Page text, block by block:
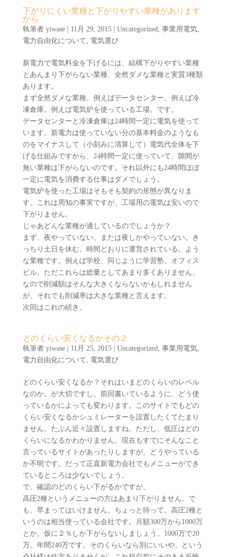
下がりにくい業種と下がりやすい業種があります
から
執筆者 yiwase| 11月 29, 2015| Uncategorized, 事業用電気,
電力自由化について , 電気選び
新電力で電気料金を下げるには、結構下がりやすい業種
とあんまり下がらない業種、全然ダメな業種と実質3種類
あります。
まず全然ダメな業種。例えばデータセンター。例えば冷
凍倉庫。例えば電気炉を使っている工場。です。
データセンターと冷凍倉庫は24時間一定に電気を使って
います。新電力は使っていない分の基本料金のようなも
のをマイナスして（小刻みに清算して）電気代全体を下
げる仕組みですから、24時間一定に使っていて、隙間が
無い業種は下がらないのです。それ以外にも24時間ほぼ
一定に電気を消費する仕事はダメでしょう。
電気炉を使った工場はそもそも契約の形態が異なりま
す。これは周知の事実ですが、工場用の電気は安いので
下がりません。
じゃあどんな業種が適しているのでしょうか？
まず、夜やっていない、または夜しかやっていない。き
っちり土日を休む。時間どおりに運営されている。よう
な業種です。例えば学校、同じように学習塾。オフィス
ビル。ただこれらは総量としてあまり多くありません。
なので削減額はそんな大きくならないかもしれません
が、それでも削減率は大きな業種と言えます。
次回はこれの続き。
どのくらい安くなるかその２
執筆者 yiwase| 11月 25, 2015| Uncategorized, 事業用電気,
電力自由化について , 電気選び
どのくらい安くなるか？それはいまどのくらいのレベル
なのか。が大切ですし、前回書いているように、どう使
っているかによっても変わります。このサイトでもどの
くらい安くなるかシュミレーターを設置したくてたまり
ません。たぶん近々設置しますね。ただし、低圧はどの
くらいになるかわかりません。現在もすでにそんなこと
言っているサイトがあったりしますが、どうやっている
か不明です。だって正直新電力会社でもメニューができ
ているところは少ないでしょう。
で、確認のどのくらい下がるかですが、
高圧2種というメニューの方はあまり下がりません。で
も、早まってはいけません。ちょっと待って。高圧2種と
いうのは相当使っている会社です。月額300万から1000万
とか。仮に２％しか下がらないしましょう。1000万で20
万。年間240万です。そのくらいなら別にいいや、という